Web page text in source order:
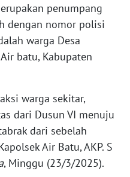
penumpang
dengan nomor polisi
warga Desa
batu, Kabupaten
warga sekitar,
dari Dusun VI menuju
dari sebelah
Air Batu, AKP. S
, Minggu (23/3/2025).